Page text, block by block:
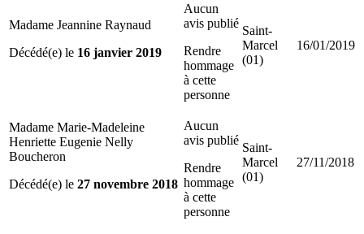
Madame Jeannine Raynaud
Décédé(e) le 16 janvier 2019
Aucun
avis publié
Rendre
hommage
à cette
personne
Saint-
Marcel
(01)
16/01/2019
Madame Marie-Madeleine
Henriette Eugenie Nelly
Boucheron
Décédé(e) le 27 novembre 2018
Aucun
avis publié
Rendre
hommage
à cette
personne
Saint-
Marcel
(01)
27/11/2018